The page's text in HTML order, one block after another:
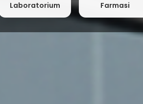
Laboratorium Farmasi